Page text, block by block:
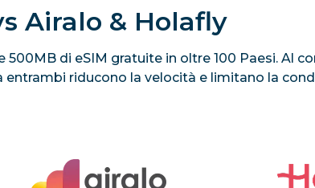
Airalo & Holafly
di eSIM gratuite in oltre 100 Paesi. Al
riducono la velocità e limitano la